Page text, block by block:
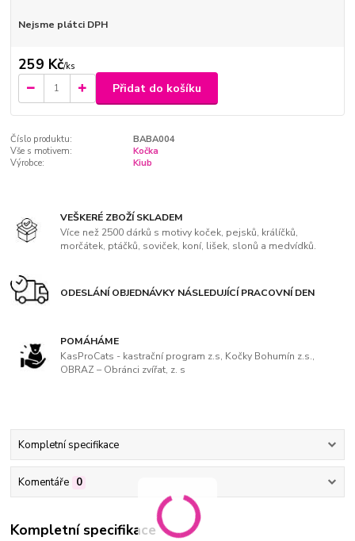
Nejsme plátci DPH
259 Kč/ks
Přidat do košíku
Číslo produktu:
BABA004
Vše s motivem:
Kočka
Výrobce:
Kiub
VEŠKERÉ ZBOŽÍ SKLADEM
Více než 2500 dárků s motivy koček, pejsků, králíčků,
morčátek, ptáčků, soviček, koní, lišek, slonů a medvídků.
ODESLÁNÍ OBJEDNÁVKY NÁSLEDUJÍCÍ PRACOVNÍ DEN
POMÁHÁME
KasProCats - kastrační program z.s, Kočky Bohumín z.s.,
OBRAZ – Obránci zvířat, z. s
Kompletní specifikace
Komentáře 0
Kompletní specifikace